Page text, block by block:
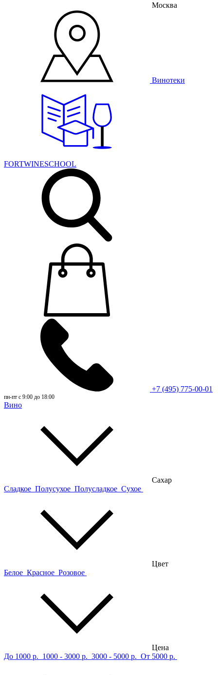
Москва
Винотеки
FORTWINESCHOOL
+7 (495) 775-00-01
пн-пт с 9:00 до 18:00
Вино
Сахар
Сладкое Полусухое Полусладкое Сухое
Цвет
Белое Красное Розовое
Цена
До 1000 р. 1000 - 3000 р. 3000 - 5000 р. От 5000 р.